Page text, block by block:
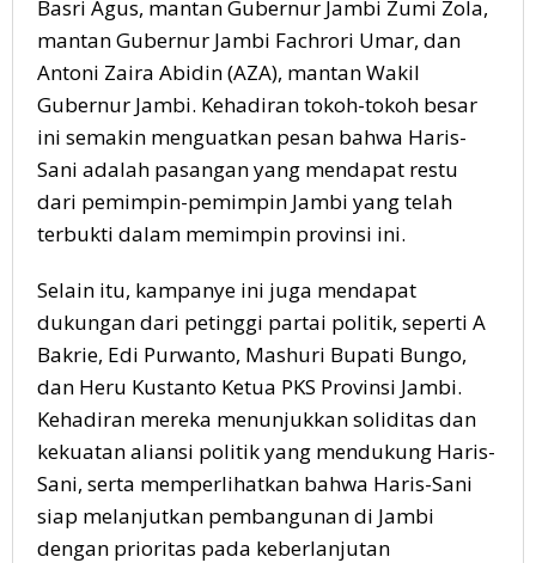
Basri Agus, mantan Gubernur Jambi Zumi Zola,
mantan Gubernur Jambi Fachrori Umar, dan
Antoni Zaira Abidin (AZA), mantan Wakil
Gubernur Jambi. Kehadiran tokoh-tokoh besar
ini semakin menguatkan pesan bahwa Haris-
Sani adalah pasangan yang mendapat restu
dari pemimpin-pemimpin Jambi yang telah
terbukti dalam memimpin provinsi ini.
Selain itu, kampanye ini juga mendapat
dukungan dari petinggi partai politik, seperti A
Bakrie, Edi Purwanto, Mashuri Bupati Bungo,
dan Heru Kustanto Ketua PKS Provinsi Jambi.
Kehadiran mereka menunjukkan soliditas dan
kekuatan aliansi politik yang mendukung Haris-
Sani, serta memperlihatkan bahwa Haris-Sani
siap melanjutkan pembangunan di Jambi
dengan prioritas pada keberlanjutan